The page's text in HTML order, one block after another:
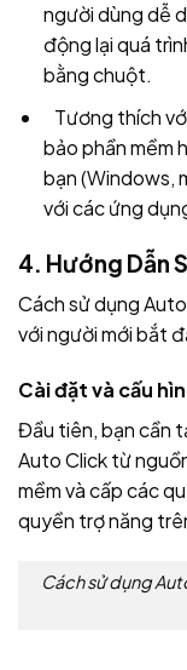
người dùng dễ
động lại quá
bằng chuột.
Tương thích
bảo phần mềm
bạn (Windows,
với các ứng
4. Hướng Dẫn
Cách sử dụng
với người mới bắt
Cài đặt và cấu
Đầu tiên, bạn cần
Auto Click từ
mềm và cấp các
quyền trợ năng
Cách sử dụng